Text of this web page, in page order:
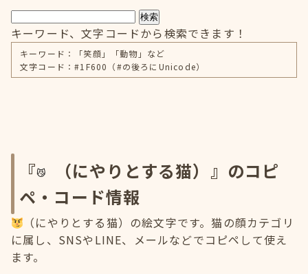
検索
キーワード、文字コードから検索できます！
キーワード：「笑顔」「動物」など
文字コード：#1F600（#の後ろにUnicode）
『
（にやりとする猫）』のコピ
ペ・コード情報
（にやりとする猫）の絵文字です。猫の顔カテゴリ
に属し、SNSやLINE、メールなどでコピペして使え
ます。